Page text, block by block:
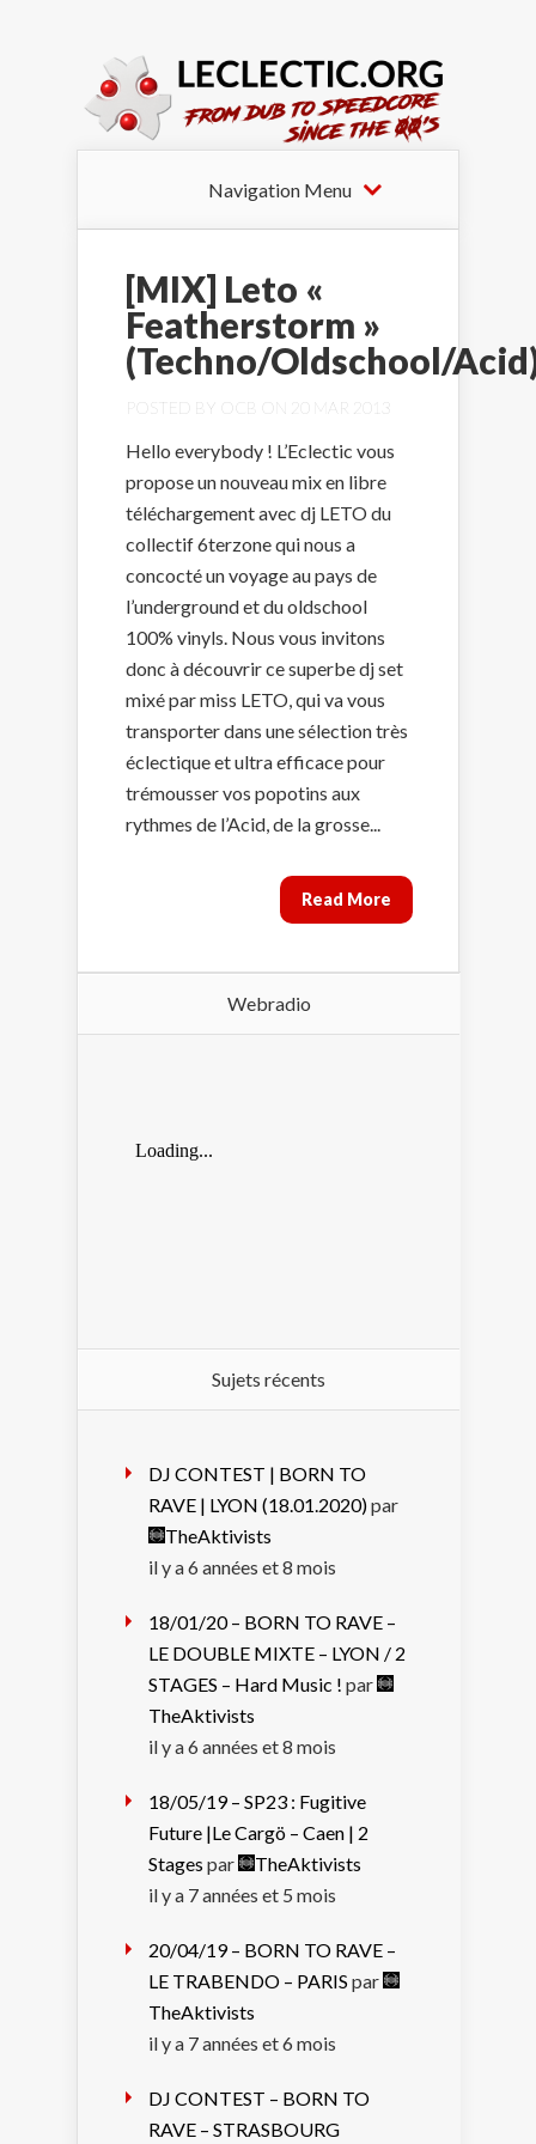
Navigation Menu
[MIX] Leto «
Featherstorm »
(Techno/Oldschool/
POSTED BY OCB ON 20 MAR 2013
Hello everybody ! L’Eclectic vous
propose un nouveau mix en libre
téléchargement avec dj LETO du
collectif 6terzone qui nous a
concocté un voyage au pays de
l’underground et du oldschool
100% vinyls. Nous vous invitons
donc à découvrir ce superbe dj set
mixé par miss LETO, qui va vous
transporter dans une sélection très
éclectique et ultra efficace pour
trémousser vos popotins aux
rythmes de l’Acid, de la grosse...
Read More
Webradio
Sujets récents
DJ CONTEST | BORN TO
RAVE | LYON (18.01.2020)par
TheAktivists
il y a 6 années et 8 mois
18/01/20 – BORN TO RAVE –
LE DOUBLE MIXTE – LYON / 2
STAGES – Hard Music ! par
TheAktivists
il y a 6 années et 8 mois
18/05/19 – SP23 : Fugitive
Future |Le Cargö – Caen | 2
Stages par
TheAktivists
il y a 7 années et 5 mois
20/04/19 – BORN TO RAVE –
LE TRABENDO – PARIS par
TheAktivists
il y a 7 années et 6 mois
DJ CONTEST – BORN TO
RAVE – STRASBOURG